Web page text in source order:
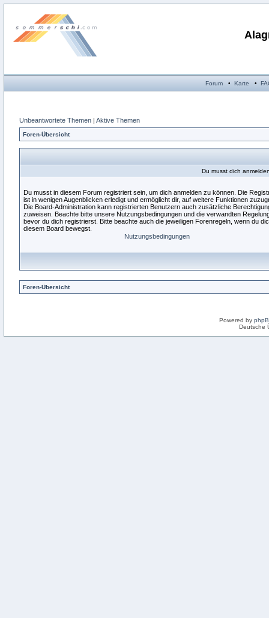
Forum• Karte •
Unbeantwortete Themen | Aktive Themen
Foren-Übersicht
Du musst dich
Du musst in diesem Forum registriert sein, um dich anmelden zu können. Die
ist in wenigen Augenblicken erledigt und ermöglicht dir, auf weitere Funktionen
Die Board-Administration kann registrierten Benutzern auch zusätzliche
zuweisen. Beachte bitte unsere Nutzungsbedingungen und die verwandten
bevor du dich registrierst. Bitte beachte auch die jeweiligen Forenregeln, wenn du
diesem Board bewegst.
Nutzungsbedingungen
Foren-Übersicht
Powered by
Deutsche